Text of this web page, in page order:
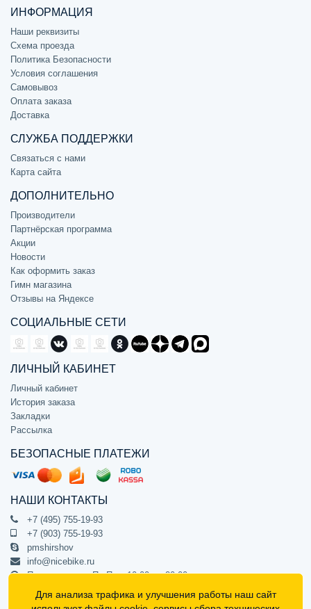
ИНФОРМАЦИЯ
Наши реквизиты
Схема проезда
Политика Безопасности
Условия соглашения
Самовывоз
Оплата заказа
Доставка
СЛУЖБА ПОДДЕРЖКИ
Связаться с нами
Карта сайта
ДОПОЛНИТЕЛЬНО
Производители
Партнёрская программа
Акции
Новости
Как оформить заказ
Гимн магазина
Отзывы на Яндексе
СОЦИАЛЬНЫЕ СЕТИ
ЛИЧНЫЙ КАБИНЕТ
Личный кабинет
История заказа
Закладки
Рассылка
БЕЗОПАСНЫЕ ПЛАТЕЖИ
НАШИ КОНТАКТЫ
+7 (495) 755-19-93
+7 (903) 755-19-93
pmshirshov
info@nicebike.ru
Прием звонков Пн-Пт с 10:00 до 20:00
ПВЗ Пн-Пт с 10:00 до 20:00
г. Москва, ул. Барклая 13с1
Для анализа трафика и улучшения работы наш сайт